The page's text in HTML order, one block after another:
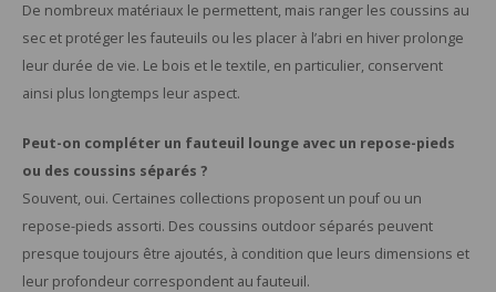
De nombreux matériaux le permettent, mais ranger les coussins au
sec et protéger les fauteuils ou les placer à l’abri en hiver prolonge
leur durée de vie. Le bois et le textile, en particulier, conservent
ainsi plus longtemps leur aspect.
Peut-on compléter un fauteuil lounge avec un repose-pieds
ou des coussins séparés ?
Souvent, oui. Certaines collections proposent un pouf ou un
repose-pieds assorti. Des coussins outdoor séparés peuvent
presque toujours être ajoutés, à condition que leurs dimensions et
leur profondeur correspondent au fauteuil.